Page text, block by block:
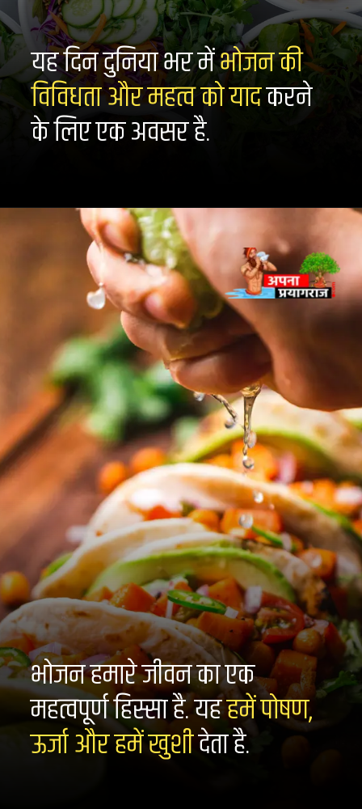
यह दिन दुनिया भर मेंभोजन की
विविधता और महत्व को यादकरने
के लिए एक अवसर है.
भोजन हमारे जीवन का एक
महत्वपूर्ण हिस्सा है. यहहमें पोषण,
ऊर्जा और हमें खुशीदेता है.